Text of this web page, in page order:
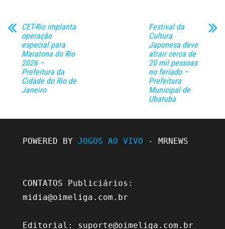
CET-Rio implanta
operação
especial para
Maratona do Rio
2026 –
Prefeitura da
Cidade do Rio de
Janeiro
Festival da
Cultura
Japonesa deve
atrair cerca de
20 mil pessoas
no feriado –
Prefeitura
Municipal de
Ubatuba
POWERED BY JOGOS AO VIVO - MRNEWS
midia@oimeliga.com.br
Editorial: suporte@oimeliga.com.br